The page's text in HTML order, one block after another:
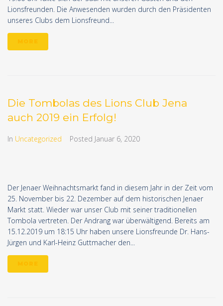
Lionsfreunden. Die Anwesenden wurden durch den Präsidenten
unseres Clubs dem Lionsfreund...
Die Tombolas des Lions Club Jena
auch 2019 ein Erfolg!
In Uncategorized Posted Januar 6, 2020
Der Jenaer Weihnachtsmarkt fand in diesem Jahr in der Zeit vom
25. November bis 22. Dezember auf dem historischen Jenaer
Markt statt. Wieder war unser Club mit seiner traditionellen
Tombola vertreten. Der Andrang war überwältigend. Bereits am
15.12.2019 um 18:15 Uhr haben unsere Lionsfreunde Dr. Hans-
Jürgen und Karl-Heinz Guttmacher den...